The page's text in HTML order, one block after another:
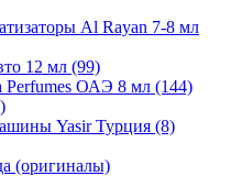
Al Rayan 7-8 мл
12 мл (99)
Perfumes ОАЭ 8 мл (144)
Yasir Турция (8)
(оригиналы)